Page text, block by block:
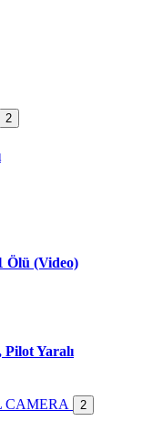
2
Ölü (Video)
Pilot Yaralı
2